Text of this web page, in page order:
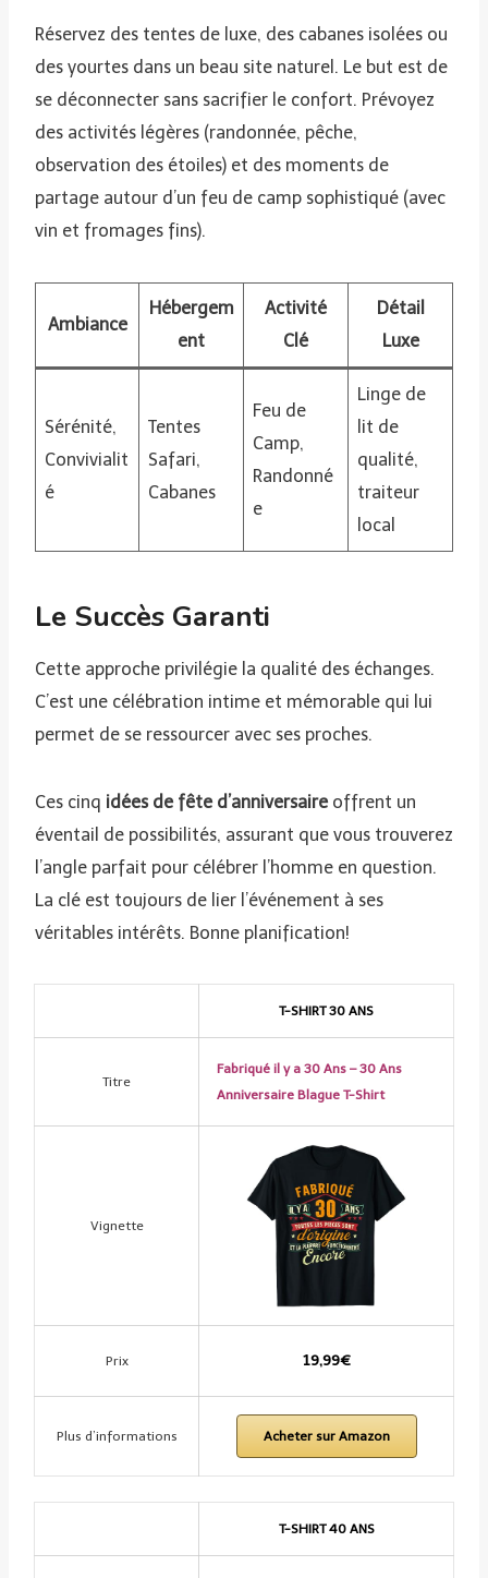
Réservez des tentes de luxe, des cabanes isolées ou
des yourtes dans un beau site naturel. Le but est de
se déconnecter sans sacrifier le confort. Prévoyez
des activités légères (randonnée, pêche,
observation des étoiles) et des moments de
partage autour d’un feu de camp sophistiqué (avec
vin et fromages fins).
Ambiance
Hébergem
ent
Activité
Clé
Détail
Luxe
Sérénité,
Convivialit
é
Tentes
Safari,
Cabanes
Feu de
Camp,
Randonné
e
Linge de
lit de
qualité,
traiteur
local
Le Succès Garanti
Cette approche privilégie la qualité des échanges.
C’est une célébration intime et mémorable qui lui
permet de se ressourcer avec ses proches.
Ces cinq idées de fête d’anniversaireoffrent un
éventail de possibilités, assurant que vous trouverez
l’angle parfait pour célébrer l’homme en question.
La clé est toujours de lier l’événement à ses
véritables intérêts. Bonne planification!
T-SHIRT 30 ANS
Titre
Fabriqué il y a 30 Ans – 30 Ans
Anniversaire Blague T-Shirt
Vignette
Prix 19,99€
Plus d’informations Acheter sur Amazon
T-SHIRT 40 ANS